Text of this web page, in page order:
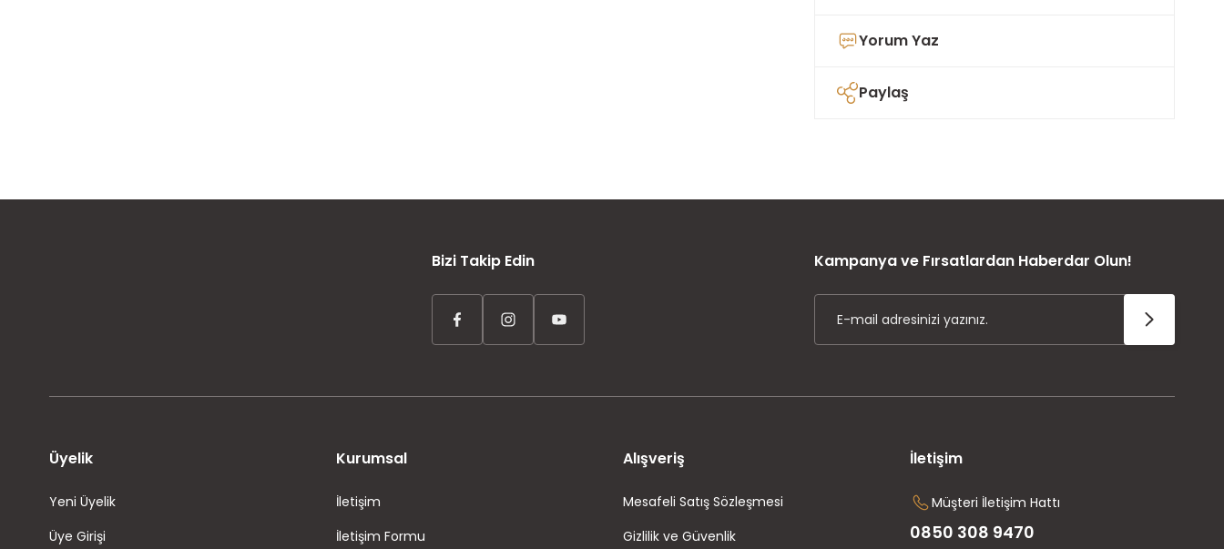
Yorum Yaz
Paylaş
Bizi Takip Edin Kampanya ve Fırsatlardan Haberdar Olun!
Üyelik
Yeni Üyelik
Üye Girişi
Kurumsal
İletişim
İletişim Formu
Alışveriş
Mesafeli Satış Sözleşmesi
Gizlilik ve Güvenlik
İletişim
Müşteri İletişim Hattı
0850 308 9470